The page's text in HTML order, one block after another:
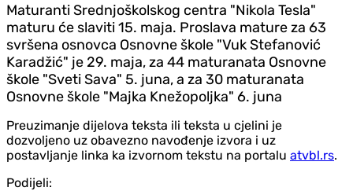
Maturanti Srednjoškolskog centra "Nikola Tesla"
maturu će slaviti 15. maja. Proslava mature za 63
svršena osnovca Osnovne škole "Vuk Stefanović
Karadžić" je 29. maja, za 44 maturanata Osnovne
škole "Sveti Sava" 5. juna, a za 30 maturanata
Osnovne škole "Majka Knežopoljka" 6. juna
Preuzimanje dijelova teksta ili teksta u cjelini je
dozvoljeno uz obavezno navođenje izvora i uz
postavljanje linka ka izvornom tekstu na portalu atvbl.rs.
Podijeli: